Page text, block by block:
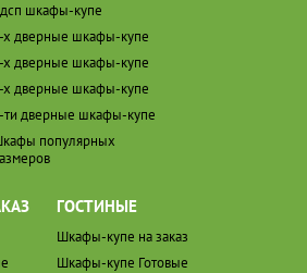
шкафы-купе
х дверные шкафы-купе
х дверные шкафы-купе
х дверные шкафы-купе
ти дверные шкафы-купе
популярных
ГОСТИНЫЕ
Шкафы-купе на заказ
Шкафы-купе Готовые